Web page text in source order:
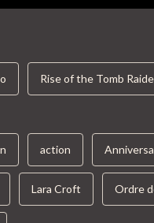
Rise of the Tomb
action
Lara Croft Ordre